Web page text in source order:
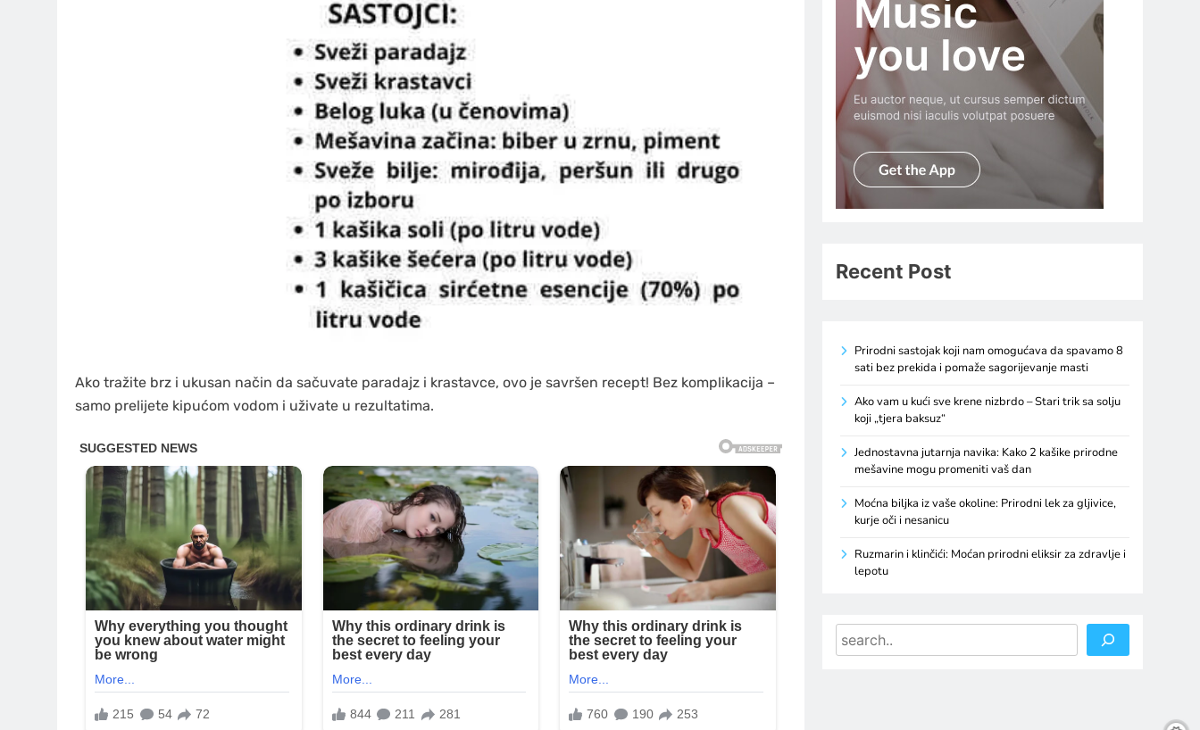
Ako tražite brz i ukusan način da sačuvate paradajz i krastavce, ovo je savršen recept! Bez komplikacija –
samo prelijete kipućom vodom i uživate u rezultatima.
Recent Post
Prirodni sastojak koji nam omogućava da spavamo 8
sati bez prekida i pomaže sagorijevanje masti
Ako vam u kući sve krene nizbrdo – Stari trik sa solju
koji „tjera baksuz“
Jednostavna jutarnja navika: Kako 2 kašike prirodne
mešavine mogu promeniti vaš dan
Moćna biljka iz vaše okoline: Prirodni lek za gljivice,
kurje oči i nesanicu
Ruzmarin i klinčići: Moćan prirodni eliksir za zdravlje i
lepotu
Search